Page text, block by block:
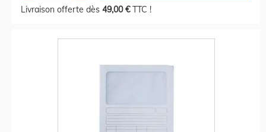
Livraison offerte dès 49,00 €TTC !